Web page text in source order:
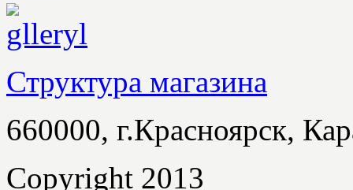
Структура магазина
660000, г.Красноярск,
Copyright 2013